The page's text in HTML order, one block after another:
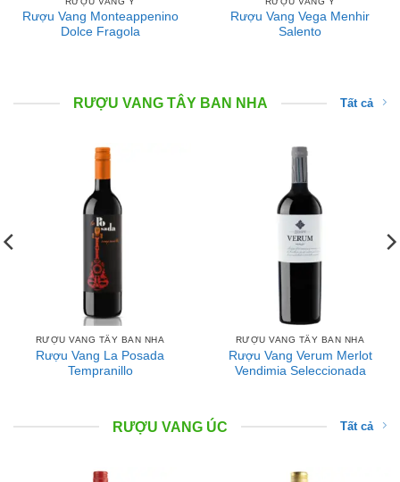
Rượu Vang Monteappenino
Dolce Fragola
Rượu Vang Vega Menhir
Salento
RƯỢU VANG TÂY BAN NHA Tất cả
RƯỢU VANG TÂY BAN NHA
Rượu Vang La Posada
Tempranillo
RƯỢU VANG TÂY BAN NHA
Rượu Vang Verum Merlot
Vendimia Seleccionada
RƯỢU VANG ÚC Tất cả